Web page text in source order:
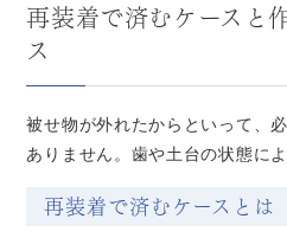
再装着で済むケースと
ス
被せ物が外れたからといって、
ありません。歯や土台の状態に
再装着で済むケースとは